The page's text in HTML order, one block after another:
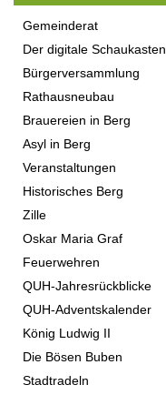
Gemeinderat
Der digitale Schaukasten
Bürgerversammlung
Rathausneubau
Brauereien in Berg
Asyl in Berg
Veranstaltungen
Historisches Berg
Zille
Oskar Maria Graf
Feuerwehren
QUH-Jahresrückblicke
QUH-Adventskalender
König Ludwig II
Die Bösen Buben
Stadtradeln